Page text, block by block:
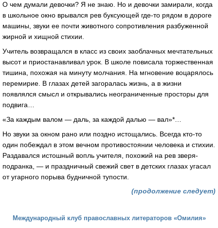
О чем думали девочки? Я не знаю. Но и девочки замирали, когда
в школьное окно врывался рев буксующей где-то рядом в дороге
машины, звуки ее почти животного сопротивления разбуженной
жирной и хищной стихии.
Учитель возвращался в класс из своих заоблачных мечтательных
высот и приостанавливал урок. В школе повисала торжественная
тишина, похожая на минуту молчания. На мгновение воцарялось
перемирие. В глазах детей загоралась жизнь, а в жизни
появлялся смысл и открывались неограниченные просторы для
подвига…
«За каждым валом — даль, за каждой далью — вал»*…
Но звуки за окном рано или поздно истощались. Всегда кто-то
один побеждал в этом вечном противостоянии человека и стихии.
Раздавался истошный вопль учителя, похожий на рев зверя-
подранка, — и праздничный свежий свет в детских глазах угасал
от угарного порыва будничной тупости.
(продолжение следует)
Международный клуб православных литераторов «Омилия»